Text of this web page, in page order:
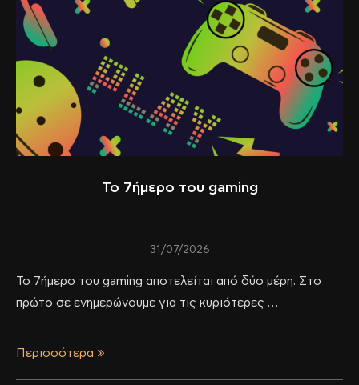
Το 7ήμερο του gaming
31/07/2026
Το 7ήμερο του gaming αποτελείται από δύο μέρη. Στο
πρώτο σε ενημερώνουμε για τις κυριότερες …
Περισσότερα